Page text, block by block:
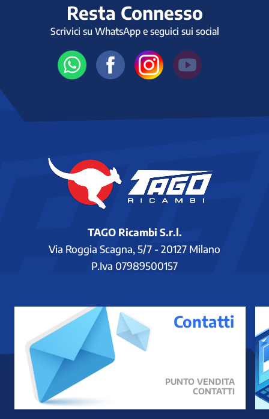
Resta Connesso
Scrivici su WhatsApp e seguici sui social
TAGO Ricambi S.r.l.
Via Roggia Scagna, 5/7 - 20127 Milano
P.Iva 07989500157
Contatti
PUNTO VENDITA
CONTATTI